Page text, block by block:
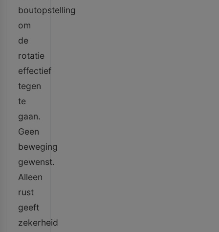
boutopstelling
om
de
rotatie
effectief
tegen
te
gaan.
Geen
beweging
gewenst.
Alleen
rust
geeft
zekerheid